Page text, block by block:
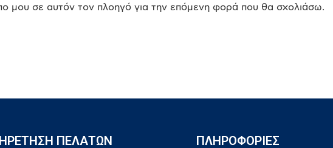
μου σε αυτόν τον πλοηγό για την επόμενη φορά που θα σχολιάσω.
ΠΕΛΑΤΩΝ ΠΛΗΡΟΦΟΡΙΕΣ